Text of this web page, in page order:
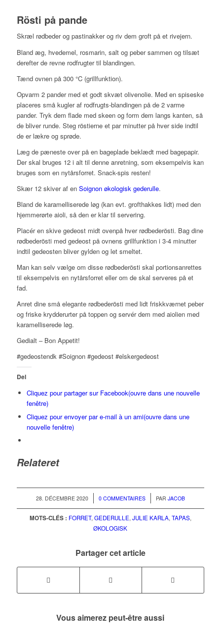
Rösti på pande
Skræl rødbeder og pastinakker og riv dem groft på et rivejern.
Bland æg, hvedemel, rosmarin, salt og peber sammen og tilsæt
derefter de revne rodfrugter til blandingen.
Tænd ovnen på 300 °C (grillfunktion).
Opvarm 2 pander med et godt skvæt olivenolie. Med en spiseske
placeres små kugler af rodfrugts-blandingen på de 2 varme
pander. Tryk dem flade med skeen og form dem langs kanten, så
de bliver runde. Steg röstierne et par minutter på hver side indtil
de er lækre og sprøde.
Læg de pæneste over på en bageplade beklædt med bagepapir.
Der skal bruges 12 i alt til denne anretning, som eksempelvis kan
bruges som en nytårsforret. Snack-spis resten!
Skær 12 skiver af en Soignon økologisk gederulle.
Bland de karamelliserede løg (kan evt. grofthakkes lidt) med den
hjemmerørte aioli, så den er klar til servering.
Placér en skive gedeost midt ovenpå hver rødbederösti. Bag dine
rødbederösti med gedeost på ovnens grillfunktion i 3-4 minutter
indtil gedeosten bliver gylden og let smeltet.
Man kan selv vælge om disse rødbederösti skal portionsanrettes
til eksempelvis en nytårsforret eller om de skal serveres på et
fad.
Anret dine små elegante rødbederösti med lidt friskkværnet peber
og friske krydderurter på toppen og servér dem med aiolien med
karamelliserede løg.
Gedialt – Bon Appetit!
#gedeostendk #Soignon #gedeost #elskergedeost
Del
Cliquez pour partager sur Facebook(ouvre dans une nouvelle
fenêtre)
Cliquez pour envoyer par e-mail à un ami(ouvre dans une
nouvelle fenêtre)
Relateret
28. DÉCEMBRE 2020
/ 0 COMMENTAIRES
/ PAR JACOB
MOTS-CLÉS : FORRET, GEDERULLE, JULIE KARLA, TAPAS,
ØKOLOGISK
Partager cet article
Vous aimerez peut-être aussi